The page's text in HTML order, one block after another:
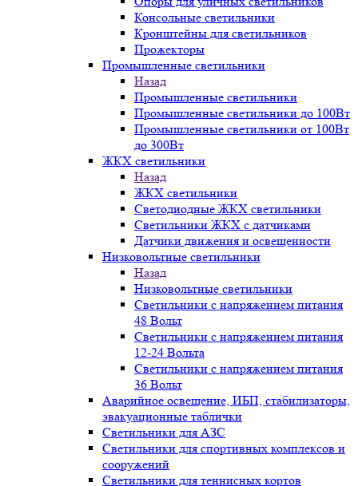
Консольные светильники
Кронштейны для светильников
Прожекторы
Промышленные светильники
Назад
Промышленные светильники
Промышленные светильники до 100Вт
Промышленные светильники от 100Вт
до 300Вт
ЖКХ светильники
Назад
ЖКХ светильники
Светодиодные ЖКХ светильники
Светильники ЖКХ с датчиками
Датчики движения и освещенности
Низковольтные светильники
Назад
Низковольтные светильники
Светильники с напряжением питания
48 Вольт
Светильники с напряжением питания
12-24 Вольта
Светильники с напряжением питания
36 Вольт
Аварийное освещение, ИБП, стабилизаторы,
эвакуационные таблички
Светильники для АЗС
Светильники для спортивных комплексов и
сооружений
Светильники для теннисных кортов